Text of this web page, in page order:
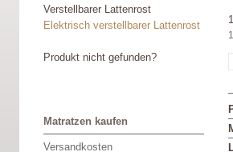
Verstellbarer Lattenrost
Elektrisch verstellbarer Lattenrost
Produkt nicht gefunden?
Matratzen kaufen
Versandkosten